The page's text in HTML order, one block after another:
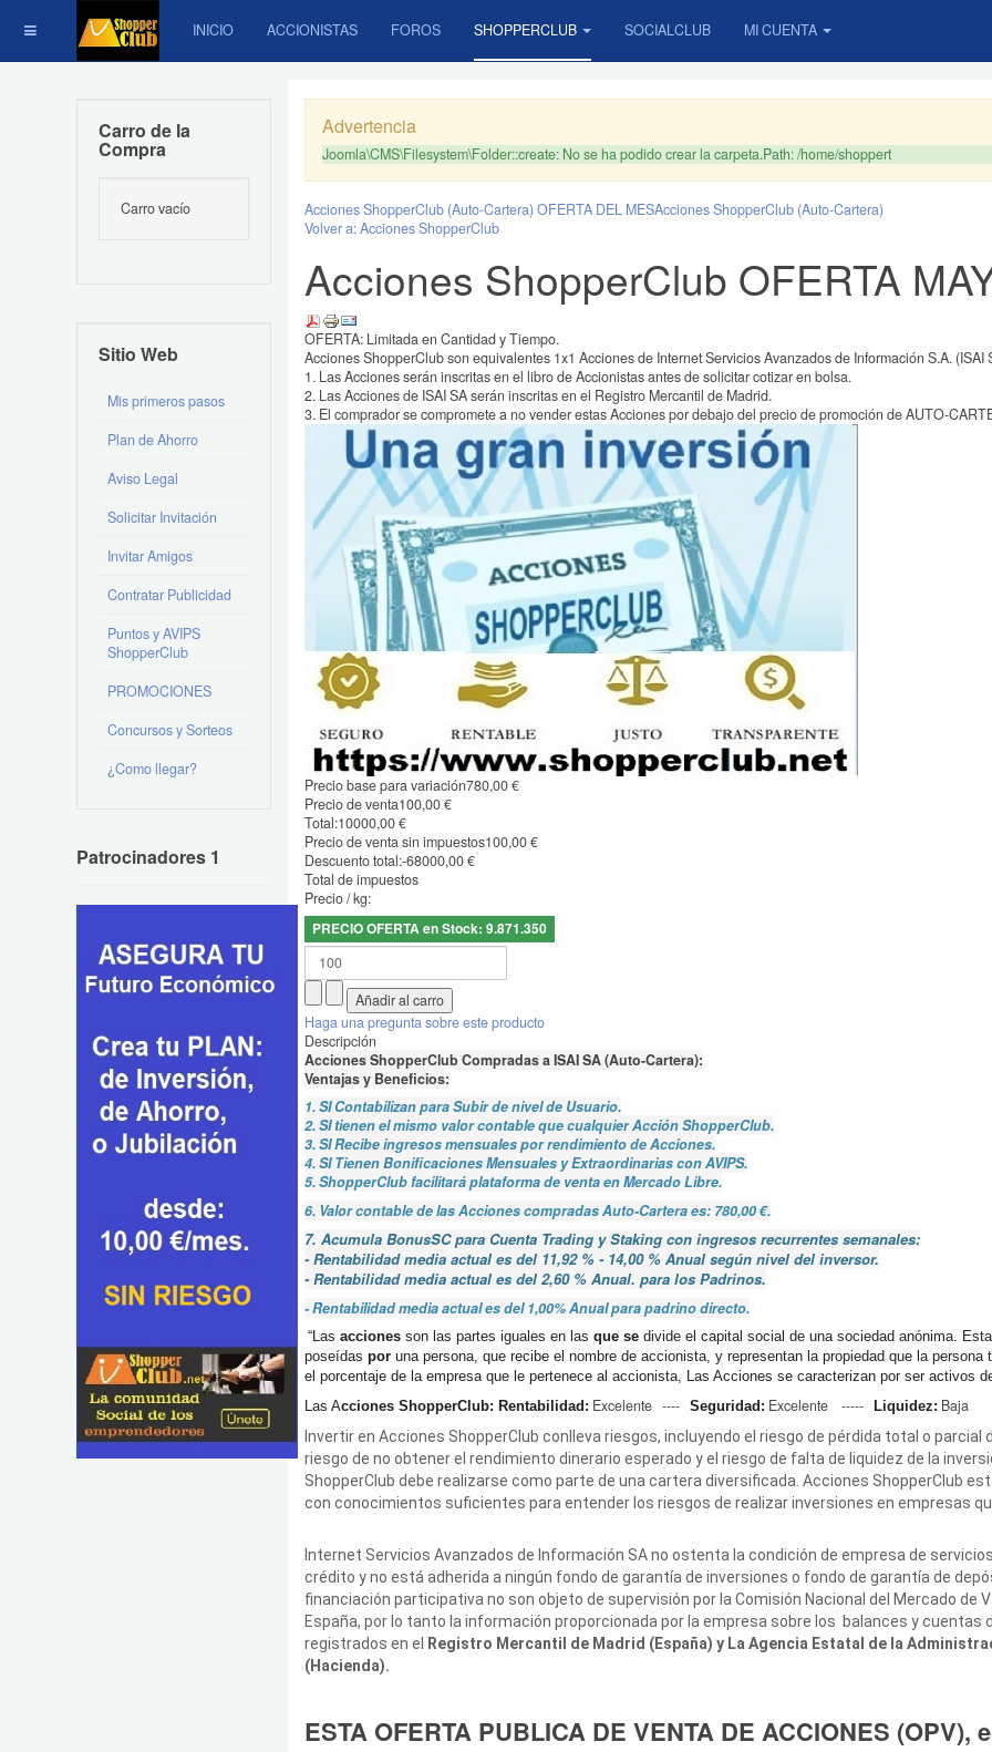
INICIO ACCIONISTAS FOROS SHOPPERCLUB SOCIALCLUB MI CUENTA
Advertencia
Joomla\CMS\Filesystem\Folder::create: No se ha podido crear la carpeta.Path: /home/shoppert
Acciones ShopperClub (Auto-Cartera) OFERTA DEL MESAcciones ShopperClub (Auto-Cartera)
Volver a: Acciones ShopperClub
Acciones ShopperClub OFERTA
OFERTA: Limitada en Cantidad y Tiempo.
Acciones ShopperClub son equivalentes 1x1 Acciones de Internet Servicios Avanzados de Información S.A. (ISAI
1. Las Acciones serán inscritas en el libro de Accionistas antes de solicitar cotizar en bolsa.
2. Las Acciones de ISAI SA serán inscritas en el Registro Mercantil de Madrid.
3. El comprador se compromete a no vender estas Acciones por debajo del precio de promoción de AUTO-
Precio base para variación780,00 €
Precio de venta100,00 €
Total:10000,00 €
Precio de venta sin impuestos100,00 €
Descuento total:-68000,00 €
Total de impuestos
Precio / kg:
PRECIO OFERTA en Stock: 9.871.350
Haga una pregunta sobre este producto
Descripción
Acciones ShopperClub Compradas a ISAI SA (Auto-Cartera):
Ventajas y Beneficios:
1. SI Contabilizan para Subir de nivel de Usuario.
2. SI tienen el mismo valor contable que cualquier Acción ShopperClub.
3.SIRecibe ingresos mensuales por rendimiento de Acciones.
4. SI Tienen Bonificaciones Mensuales y Extraordinarias con AVIPS.
5. ShopperClub facilitará plataforma de venta en Mercado Libre.
6. Valor contable de las Acciones compradas Auto-Cartera es: 780,00 €.
7. Acumula BonusSC para Cuenta Trading y Staking con ingresos recurrentes semanales:
- Rentabilidad media actual es del 11,92 % - 14,00 % Anual según nivel del inversor.
- Rentabilidad media actual es del 2,60 % Anual. para los Padrinos.
- Rentabilidad media actual es del 1,00% Anual para padrino directo.
“Las accionesson las partes iguales en las que sedivide el capital social de una sociedad anónima.
poseídas poruna persona, que recibe el nombre de accionista, y representan la propiedad que la persona
el porcentaje de la empresa que le pertenece al accionista, Las Acciones se caracterizan por ser activos
Las Acciones ShopperClub: Rentabilidad: Excelente ---- Seguridad: Excelente ----- Liquidez: Baja
Invertir en Acciones ShopperClub conlleva riesgos, incluyendo el riesgo de pérdida total o parcial
riesgo de no obtener el rendimiento dinerario esperado y el riesgo de falta de liquidez de la
ShopperClub debe realizarse como parte de una cartera diversificada. Acciones ShopperClub
con conocimientos suficientes para entender los riesgos de realizar inversiones en empresas
Internet Servicios Avanzados de Información SA no ostenta la condición de empresa de
crédito y no está adherida a ningún fondo de garantía de inversiones o fondo de garantía de
financiación participativa no son objeto de supervisión por la Comisión Nacional del Mercado de
España, por lo tanto la información proporcionada por la empresa sobre los balances y cuentas
registrados en el
Registro Mercantil de Madrid (España) y La Agencia Estatal de la
(Hacienda).
ESTA OFERTA PUBLICA DE VENTA DE ACCIONES (OPV),
Carro de la
Compra
Carro vacío
Sitio Web
Mis primeros pasos
Plan de Ahorro
Aviso Legal
Solicitar Invitación
Invitar Amigos
Contratar Publicidad
Puntos y AVIPS
ShopperClub
PROMOCIONES
Concursos y Sorteos
¿Como llegar?
Patrocinadores 1